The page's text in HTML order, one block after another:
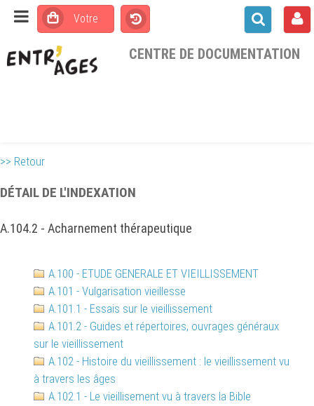
CENTRE DE DOCUMENTATION
>> Retour
DÉTAIL DE L'INDEXATION
A.104.2 - Acharnement thérapeutique
A.100 - ETUDE GENERALE ET VIEILLISSEMENT
A.101 - Vulgarisation vieillesse
A.101.1 - Essais sur le vieillissement
A.101.2 - Guides et répertoires, ouvrages généraux
sur le vieillissement
A.102 - Histoire du vieillissement : le vieillissement vu
à travers les âges
A.102.1 - Le vieillisement vu à travers la Bible